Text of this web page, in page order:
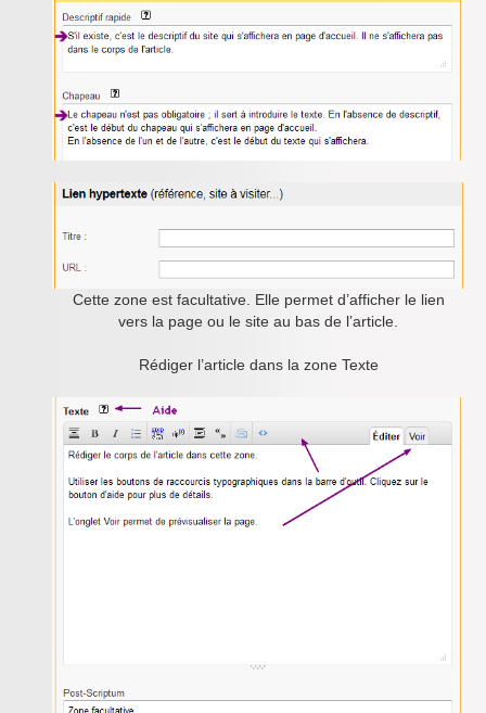
Cette zone est facultative. Elle permet d’afficher le lien
vers la page ou le site au bas de l’article.
Rédiger l’article dans la zone Texte